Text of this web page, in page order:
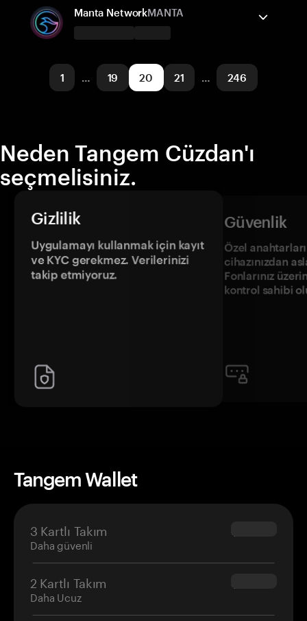
Solana
Gönder/Al Satın al Takas
TRON
Manta NetworkMANTA
Gönder/Al Satın al Takas
1 … 19 20 21 … 246
Neden Tangem Cüzdan'ı
seçmelisiniz.
Gizlilik
Uygulamayı kullanmak için kayıt
ve KYC gerekmez. Verilerinizi
takip etmiyoruz.
Güvenlik
Özel
cihazınızdan
Fonlarınız
kontrol sahibi
Tangem Wallet
3 Kartlı Takım
Daha güvenli
$69.90
2 Kartlı Takım
Daha Ucuz
$54.90